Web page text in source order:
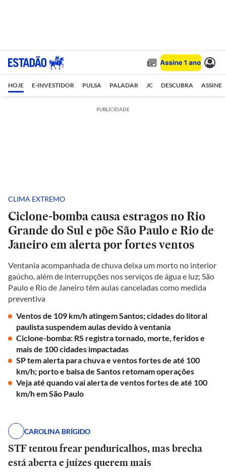
HOJE E-INVESTIDOR PULSA PALADAR JC DESCUBRA ASSINE
PUBLICIDADE
CLIMA EXTREMO
Ciclone-bomba causa estragos no Rio
Grande do Sul e põe São Paulo e Rio de
Janeiro em alerta por fortes ventos
Ventania acompanhada de chuva deixa um morto no interior
gaúcho, além de interrupções nos serviços de água e luz; São
Paulo e Rio de Janeiro têm aulas canceladas como medida
preventiva
Ventos de 109 km/h atingem Santos; cidades do litoral
paulista suspendem aulas devido à ventania
Ciclone-bomba: RS registra tornado, morte, feridos e
mais de 100 cidades impactadas
SP tem alerta para chuva e ventos fortes de até 100
km/h; porto e balsa de Santos retomam operações
Veja até quando vai alerta de ventos fortes de até 100
km/h em São Paulo
CAROLINA BRÍGIDO
STF tentou frear penduricalhos, mas brecha
está aberta e juízes querem mais